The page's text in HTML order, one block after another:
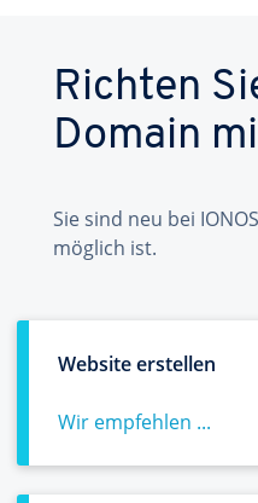
Richten
Domain
Sie sind neu bei
möglich ist.
Website erstellen
Wir empfehlen ...